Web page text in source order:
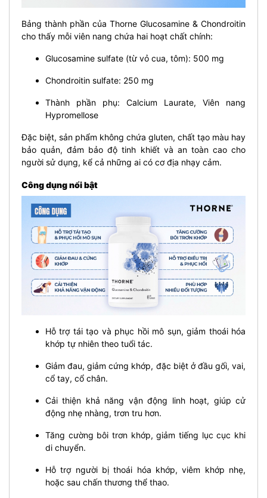
Bảng thành phần của Thorne Glucosamine & Chondroitin
cho thấy mỗi viên nang chứa hai hoạt chất chính:
Glucosamine sulfate (từ vỏ cua, tôm): 500 mg
Chondroitin sulfate: 250 mg
Thành phần phụ: Calcium Laurate, Viên nang
Hypromellose
Đặc biệt, sản phẩm không chứa gluten, chất tạo màu hay
bảo quản, đảm bảo độ tinh khiết và an toàn cao cho
người sử dụng, kể cả những ai có cơ địa nhạy cảm.
Công dụng nổi bật
Hỗ trợ tái tạo và phục hồi mô sụn, giảm thoái hóa
khớp tự nhiên theo tuổi tác.
Giảm đau, giảm cứng khớp, đặc biệt ở đầu gối, vai,
cổ tay, cổ chân.
Cải thiện khả năng vận động linh hoạt, giúp cử
động nhẹ nhàng, trơn tru hơn.
Tăng cường bôi trơn khớp, giảm tiếng lục cục khi
di chuyển.
Hỗ trợ người bị thoái hóa khớp, viêm khớp nhẹ,
hoặc sau chấn thương thể thao.